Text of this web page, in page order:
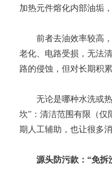
加热元件熔化内部油垢
前者去油效率较高，
老化、电路受损，无法
路的侵蚀，但对长期积
无论是哪种水洗或热
坎”：清洁范围有限（仅
期人工辅助，也让很多
源头防污款：“免拆